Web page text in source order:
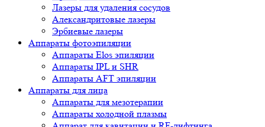
Лазеры для удаления сосудов
Александритовые лазеры
Эрбиевые лазеры
Аппараты фотоэпиляции
Аппараты Elos эпиляции
Аппараты IPL и SHR
Аппараты AFT эпиляции
Аппараты для лица
Аппараты для мезотерапии
Аппараты холодной плазмы